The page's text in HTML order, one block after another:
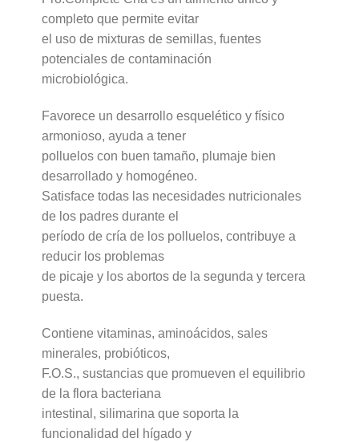
completo que permite evitar
el uso de mixturas de semillas, fuentes
potenciales de contaminación
microbiológica.
Favorece un desarrollo esquelético y físico
armonioso, ayuda a tener
polluelos con buen tamaño, plumaje bien
desarrollado y homogéneo.
Satisface todas las necesidades nutricionales
de los padres durante el
período de cría de los polluelos, contribuye a
reducir los problemas
de picaje y los abortos de la segunda y tercera
puesta.
Contiene vitaminas, aminoácidos, sales
minerales, probióticos,
F.O.S., sustancias que promueven el equilibrio
de la flora bacteriana
intestinal, silimarina que soporta la
funcionalidad del hígado y